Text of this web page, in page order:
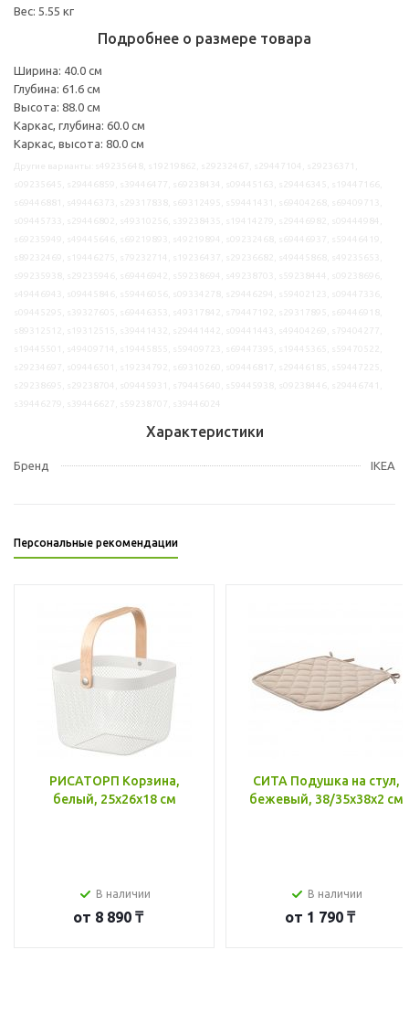
Вес: 5.55 кг
Подробнее о размере товара
Ширина: 40.0 см
Глубина: 61.6 см
Высота: 88.0 см
Каркас, глубина: 60.0 см
Каркас, высота: 80.0 см
Характеристики
Бренд IKEA
Персональные рекомендации
РИСАТОРП Корзина,
белый, 25x26x18 см
В наличии
от 8 890 ₸
СИТА Подушка на стул,
бежевый, 38/35x38x2 см
В наличии
от 1 790 ₸